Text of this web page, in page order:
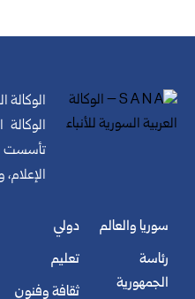
الوكالة
سوريا والعالم
رئاسة
الجمهورية
دولي
تعليم
ثقافة وفنون